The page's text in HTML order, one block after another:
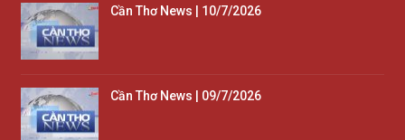
Cần Thơ News | 10/7/2026
Cần Thơ News | 09/7/2026